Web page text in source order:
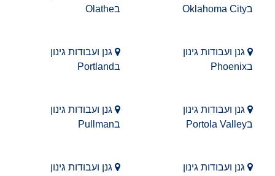
בOklahoma City
בOlathe
גנן ועבודות גינון
בPhoenix
גנן ועבודות גינון
בPortland
גנן ועבודות גינון
בPortola Valley
גנן ועבודות גינון
בPullman
גנן ועבודות גינון
גנן ועבודות גינון